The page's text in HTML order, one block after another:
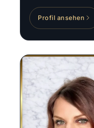
Profil ansehen